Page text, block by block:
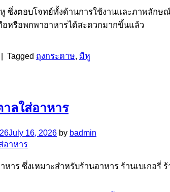
ซึ่งตอบโจทย์ทั้งด้านการใช้งานและภาพลักษ
หรือพกพาอาหารได้สะดวกมากขึ้นแล้ว
| Tagged ถุงกระดาษ, มีหู
ลใส่อาหาร
July 16, 2026 by badmin
หาร ซึ่งเหมาะสำหรับร้านอาหาร ร้านเบเกอรี่